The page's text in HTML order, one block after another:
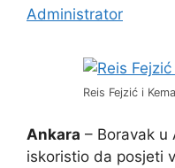
Administrator
Reis Fejzić i
Ankara – Boravak u
iskoristio da posjeti